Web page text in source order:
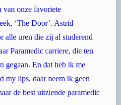
van onze favoriete
‘The Door’. Astrid
alle uren die zij al studerend
Paramedic carriere, die ten
gegaan. En dat heb ik me
my lips, daar neem ik geen
de best uitziende paramedic